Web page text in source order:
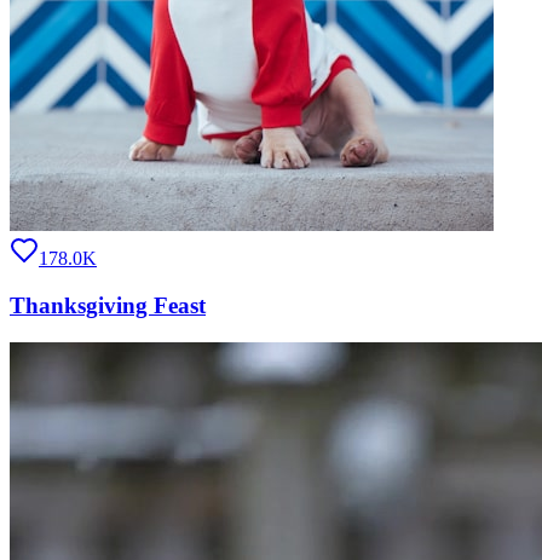
178.0K
Thanksgiving Feast